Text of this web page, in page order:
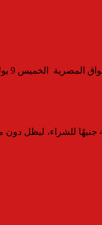
التعاملات الصباحية ،ليسجل سعر جرام الذهب عيار 21 نحو